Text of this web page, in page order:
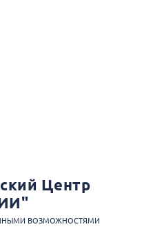
Центр
ВОЗМОЖНОСТЯМИ